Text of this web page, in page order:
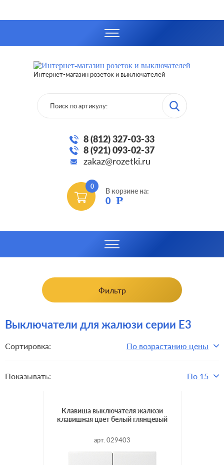
Интернет-магазин розеток и выключателей
8 (812) 327-03-33
8 (921) 093-02-37
zakaz@rozetki.ru
0
В корзине на:
0 Р
Фильтр
Выключатели для жалюзи серии E3
Сортировка: По возрастанию цены
Показывать: По 15
Клавиша выключателя жалюзи
клавишная цвет белый глянцевый
арт. 029403